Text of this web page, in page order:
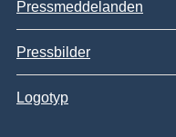
Pressmeddelanden
Pressbilder
Logotyp